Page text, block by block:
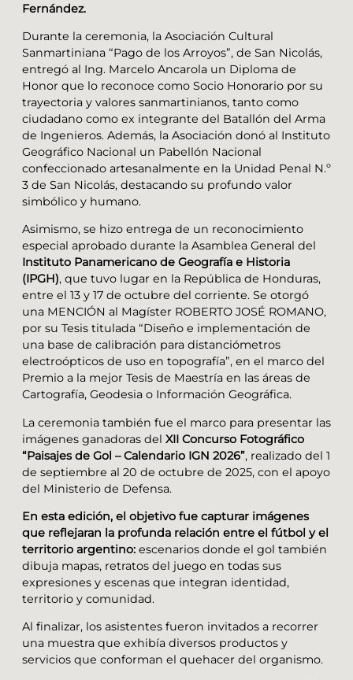
Fernández.
Durante la ceremonia, la Asociación Cultural
Sanmartiniana “Pago de los Arroyos”, de San Nicolás,
entregó al Ing. Marcelo Ancarola un Diploma de
Honor que lo reconoce como Socio Honorario por su
trayectoria y valores sanmartinianos, tanto como
ciudadano como ex integrante del Batallón del Arma
de Ingenieros. Además, la Asociación donó al Instituto
Geográfico Nacional un Pabellón Nacional
confeccionado artesanalmente en la Unidad Penal N.º
3 de San Nicolás, destacando su profundo valor
simbólico y humano.
Asimismo, se hizo entrega de un reconocimiento
especial aprobado durante la Asamblea General del
Instituto Panamericano de Geografía e Historia
(IPGH), que tuvo lugar en la República de Honduras,
entre el 13 y 17 de octubre del corriente. Se otorgó
una MENCIÓN al Magíster ROBERTO JOSÉ ROMANO,
por su Tesis titulada “Diseño e implementación de
una base de calibración para distanciómetros
electroópticos de uso en topografía”, en el marco del
Premio a la mejor Tesis de Maestría en las áreas de
Cartografía, Geodesia o Información Geográfica.
La ceremonia también fue el marco para presentar las
imágenes ganadoras del XII Concurso Fotográfico
“Paisajes de Gol – Calendario IGN 2026”, realizado del 1
de septiembre al 20 de octubre de 2025, con el apoyo
del Ministerio de Defensa.
En esta edición, el objetivo fue capturar imágenes
que reflejaran la profunda relación entre el fútbol y el
territorio argentino: escenarios donde el gol también
dibuja mapas, retratos del juego en todas sus
expresiones y escenas que integran identidad,
territorio y comunidad.
Al finalizar, los asistentes fueron invitados a recorrer
una muestra que exhibía diversos productos y
servicios que conforman el quehacer del organismo.